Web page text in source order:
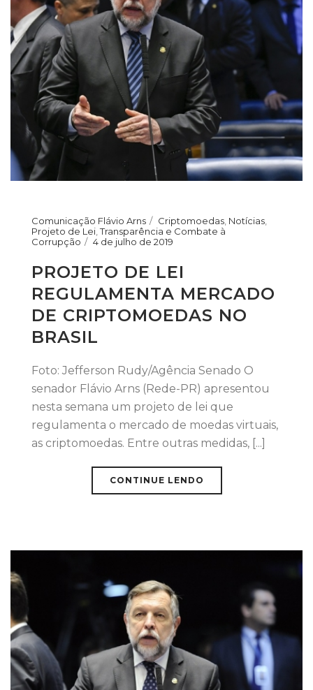
Comunicação Flávio Arns Criptomoedas, Notícias,
Projeto de Lei,Transparência e Combate à
Corrupção
4 de julho de 2019
PROJETO DE LEI
REGULAMENTA MERCADO
DE CRIPTOMOEDAS NO
BRASIL
Foto: Jefferson Rudy/Agência Senado O
senador Flávio Arns (Rede-PR) apresentou
nesta semana um projeto de lei que
regulamenta o mercado de moedas virtuais,
as criptomoedas. Entre outras medidas, [...]
CONTINUE LENDO